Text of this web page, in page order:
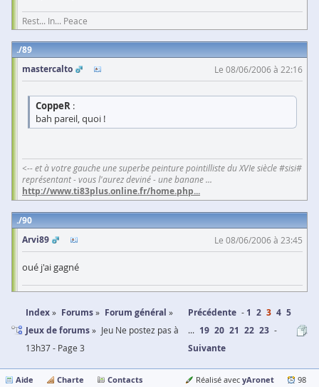
Rest... In... Peace
89
mastercalto
Le 08/06/2006 à 22:16
CoppeR :
bah pareil, quoi !
<-- et à votre gauche une superbe peinture pointilliste du XVIe siècle #sisi#
représentant - vous l'aurez deviné - une banane ...
http://www.ti83plus.online.fr/home.php...
90
Arvi89
Le 08/06/2006 à 23:45
oué j'ai gagné
Index Forums
Forum général
Jeux de forums
Jeu Ne postez pas à
13h37 - Page 3
Précédente 1 2 3 4 5
... 19 20 21 22 23
Suivante
Aide Charte Contacts Réalisé avec yAronet 98